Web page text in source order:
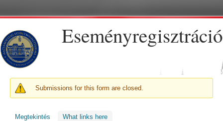
Eseményregisztráció
FIGYELMEZTETŐ ÜZENET
Submissions for this form are closed.
Megtekintés (aktív fül)
What links here